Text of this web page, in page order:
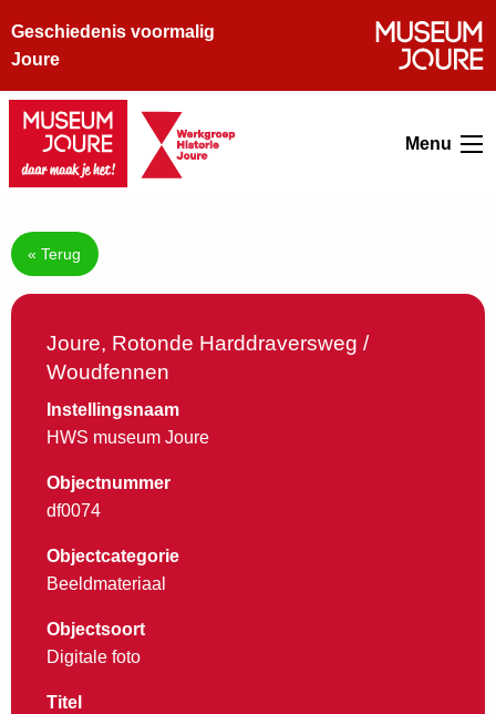
Geschiedenis voormalig
Joure
Menu
« Terug
Joure, Rotonde Harddraversweg /
Woudfennen
Instellingsnaam
HWS museum Joure
Objectnummer
df0074
Objectcategorie
Beeldmateriaal
Objectsoort
Digitale foto
Titel